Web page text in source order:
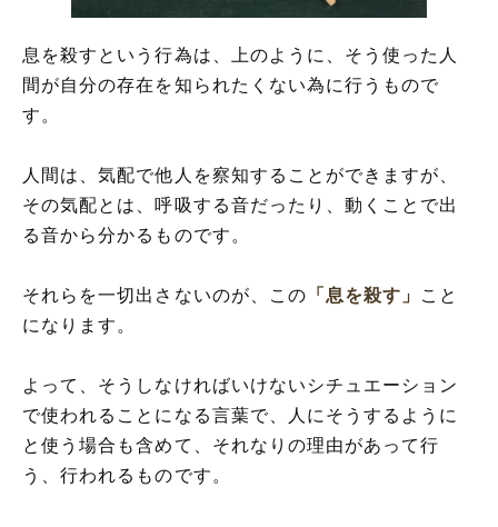
息を殺すという行為は、上のように、そう使った人
間が自分の存在を知られたくない為に行うもので
す。
人間は、気配で他人を察知することができますが、
その気配とは、呼吸する音だったり、動くことで出
る音から分かるものです。
それらを一切出さないのが、この 「息を殺す」 こと
になります。
よって、そうしなければいけないシチュエーション
で使われることになる言葉で、人にそうするように
と使う場合も含めて、それなりの理由があって行
う、行われるものです。